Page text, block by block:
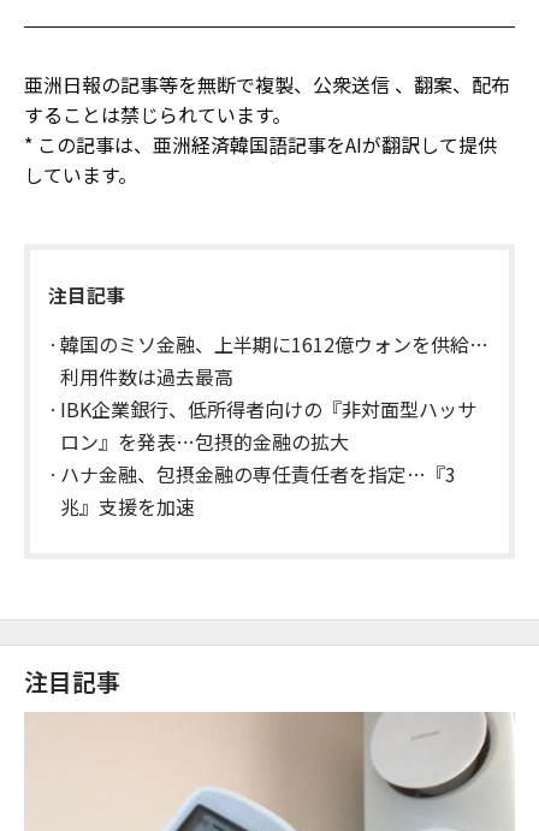
亜洲日報の記事等を無断で複製、公衆送信 、翻案、配布
することは禁じられています。
* この記事は、亜洲経済韓国語記事をAIが翻訳して提供
しています。
注目記事
韓国のミソ金融、上半期に1612億ウォンを供給…
利用件数は過去最高
IBK企業銀行、低所得者向けの『非対面型ハッサ
ロン』を発表…包摂的金融の拡大
ハナ金融、包摂金融の専任責任者を指定…『3
兆』支援を加速
注目記事